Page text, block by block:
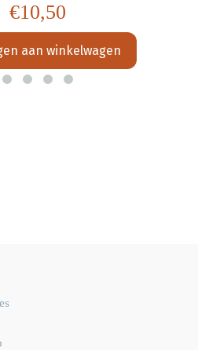
€10,50
aan winkelwagen